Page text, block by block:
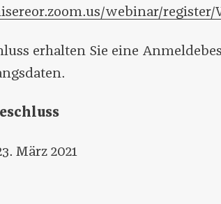
webinar/register/
erhalten Sie eine
März 2021